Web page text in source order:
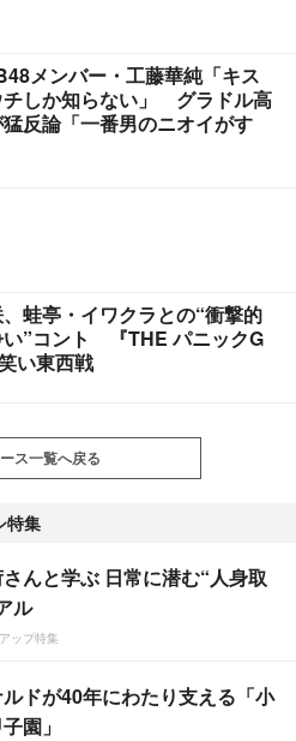
メンバー・工藤華純「キス
チしか知らない」 グラドル高
反論「一番男のニオイがす
蛙亭・イワクラとの“衝撃的
い”コント 『THE パニックG
い東西戦
ス一覧へ戻る
特集
んと学ぶ 日常に潜む“人身取
ル
ップ特集
ドが40年にわたり支える「小
園」